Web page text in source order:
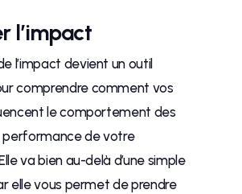
l’impact
l’impact devient un outil
comprendre comment vos
le comportement des
performance de votre
va bien au-delà d’une simple
elle vous permet de prendre